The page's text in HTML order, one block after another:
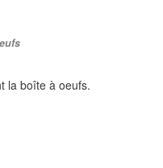
la boîte à oeufs.